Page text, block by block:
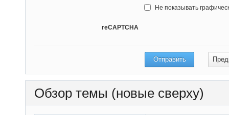
Не показывать
reCAPTCHA
Обзор темы (новые сверху)